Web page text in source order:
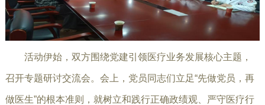
活动伊始，双方围绕党建引领医疗业务发展核心主题，
召开专题研讨交流会。会上，党员同志们立足“先做党员，再
做医生”的根本准则，就树立和践行正确政绩观、严守医疗行